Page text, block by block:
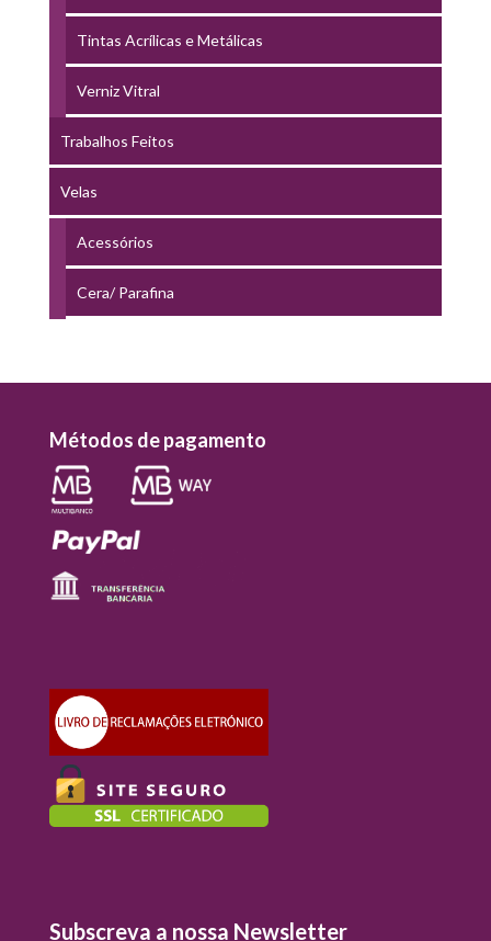
Tintas Acrílicas e Metálicas
Verniz Vitral
Trabalhos Feitos
Velas
Acessórios
Cera/ Parafina
Métodos de pagamento
Subscreva a nossa Newsletter